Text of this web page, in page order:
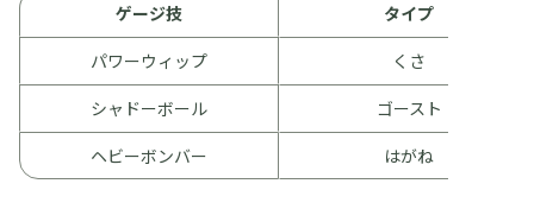
ゲージ技
タイプ
パワーウィップ
くさ
シャドーボール
ゴースト
ヘビーボンバー
はがね